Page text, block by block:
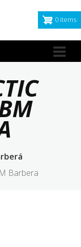
0 items
Barbera